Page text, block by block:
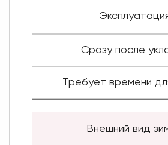
Сразу после
Требует времени
Внешний вид